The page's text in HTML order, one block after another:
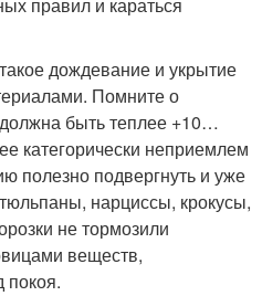
правил и караться
дождевание и укрытие
Помните о
быть теплее +10…
категорически неприемлем
полезно подвергнуть и уже
нарциссы, крокусы,
не тормозили
веществ,
покоя.